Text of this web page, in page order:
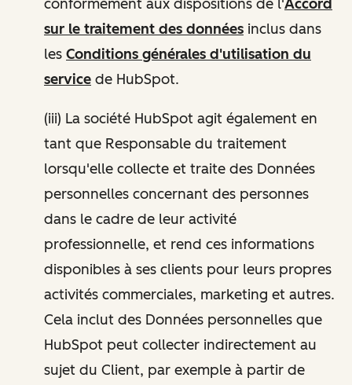
conformément aux dispositions de l'Accord
sur le traitement des données inclus dans
les Conditions générales d'utilisation du
service de HubSpot.
(iii) La société HubSpot agit également en
tant que Responsable du traitement
lorsqu'elle collecte et traite des Données
personnelles concernant des personnes
dans le cadre de leur activité
professionnelle, et rend ces informations
disponibles à ses clients pour leurs propres
activités commerciales, marketing et autres.
Cela inclut des Données personnelles que
HubSpot peut collecter indirectement au
sujet du Client, par exemple à partir de